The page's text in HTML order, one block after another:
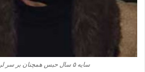
سایه ۵ سال حبس همچنان بر سر لرستانی